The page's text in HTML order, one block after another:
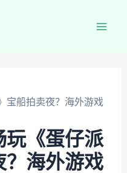
宝船拍卖夜？海外游戏
玩《蛋仔派
？海外游戏